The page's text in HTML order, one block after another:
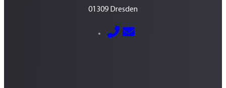
01309 Dresden
0351 – 213 037 70
E-Mail senden